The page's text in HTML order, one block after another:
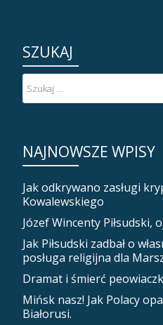
SZUKAJ
NAJNOWSZE WPISY
Jak odkrywano zasługi
Kowalewskiego
Józef Wincenty Piłsudski,
Jak Piłsudski zadbał o
posługa religijna dla
Dramat i śmierć
Mińsk nasz! Jak Polacy
Białorusi.